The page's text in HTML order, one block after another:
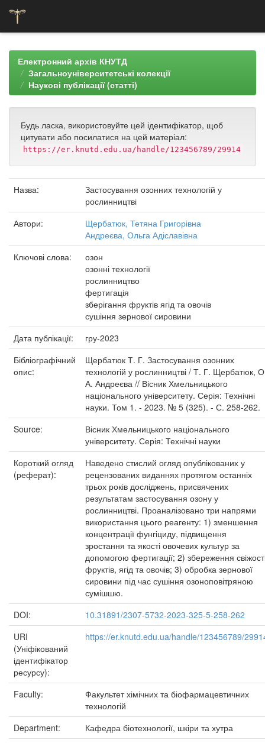
navigationЕлектронний архів КНУТД
Загальноуніверситетські колекції
Наукові публікації (статті)
Будь ласка, використовуйте цей ідентифікатор, щоб
цитувати або посилатися на цей матеріал:
https://er.knutd.edu.ua/handle/123456789/29914
Назва:
Застосування озонних технологій у
рослинництві
Автори:
Щербатюк, Тетяна Григорівна
Андреєва, Ольга Адіславівна
Ключові слова:
озон
озонні технології
рослинництво
фертигація
зберігання фруктів ягід та овочів
сушіння зернової сировини
Дата публікації:
гру-2023
Бібліографічний
опис:
Щербатюк Т. Г. Застосування озонних
технологій у рослинництві / Т. Г. Щербатюк,
А. Андреєва // Вісник Хмельницького
національного університету. Серія: Технічні
науки. Том 1. - 2023. № 5 (325). - С. 258-262.
Source:
Вісник Хмельницького національного
університету. Серія: Технічні науки
Короткий огляд
(реферат):
Наведено стислий огляд опублікованих у
рецензованих виданнях протягом останніх
трьох років досліджень, присвячених
результатам застосування озону у
рослинництві. Проаналізовано три напрями
використання цього реагенту: 1) зменшення
концентрації фунгіциду, підвищення
зростання та якості овочевих культур за
допомогою фертигації; 2) збереження
фруктів, ягід та овочів; 3) обробка зернової
сировини під час сушіння озоноповітряною
сумішшю.
DOI:
10.31891/2307-5732-2023-325-5-258-262
URI
(Уніфікований
ідентифікатор
ресурсу):
https://er.knutd.edu.ua/handle/123456789/
Faculty:
Факультет хімічних та біофармацевтичних
технологій
Department:
Кафедра біотехнології, шкіри та хутра